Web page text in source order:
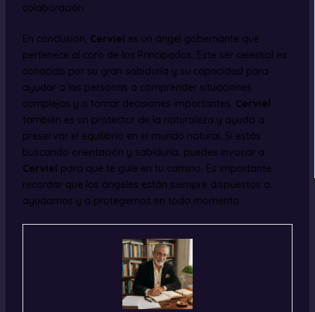
colaboración.
En conclusión, Cerviel es un ángel gobernante que
pertenece al coro de los Principados. Este ser celestial es
conocido por su gran sabiduría y su capacidad para
ayudar a las personas a comprender situaciones
complejas y a tomar decisiones importantes. Cerviel
también es un protector de la naturaleza y ayuda a
preservar el equilibrio en el mundo natural. Si estás
buscando orientación y sabiduría, puedes invocar a
Cerviel para que te guíe en tu camino. Es importante
recordar que los ángeles están siempre dispuestos a
ayudarnos y a protegernos en todo momento.